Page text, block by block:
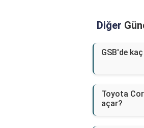
Diğer
GSB'de
Toyota
açar?